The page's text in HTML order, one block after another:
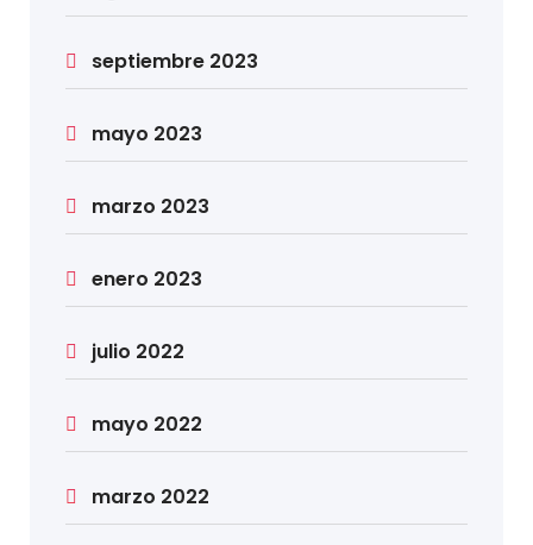
septiembre 2023
mayo 2023
marzo 2023
enero 2023
julio 2022
mayo 2022
marzo 2022